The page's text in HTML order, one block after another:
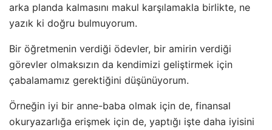
arka planda kalmasını makul karşılamakla birlikte, ne
yazık ki doğru bulmuyorum.
Bir öğretmenin verdiği ödevler, bir amirin verdiği
görevler olmaksızın da kendimizi geliştirmek için
çabalamamız gerektiğini düşünüyorum.
Örneğin iyi bir anne-baba olmak için de, finansal
okuryazarlığa erişmek için de, yaptığı işte daha iyisini